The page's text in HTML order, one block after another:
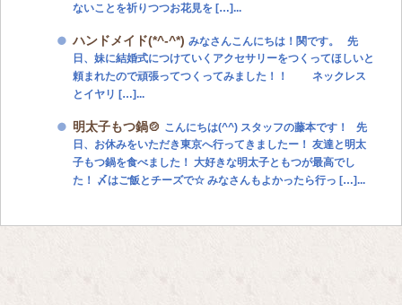
ないことを祈りつつお花見を […]...
ハンドメイド(*^-^*) みなさんこんにちは！関です。 先
日、妹に結婚式につけていくアクセサリーをつくってほしいと
頼まれたので頑張ってつくってみました！！ ネックレス
とイヤリ […]...
明太子もつ鍋🍲 こんにちは(^^) スタッフの藤本です！ 先
日、お休みをいただき東京へ行ってきましたー！ 友達と明太
子もつ鍋を食べました！ 大好きな明太子ともつが最高でし
た！ 〆はご飯とチーズで☆ みなさんもよかったら行っ […]...